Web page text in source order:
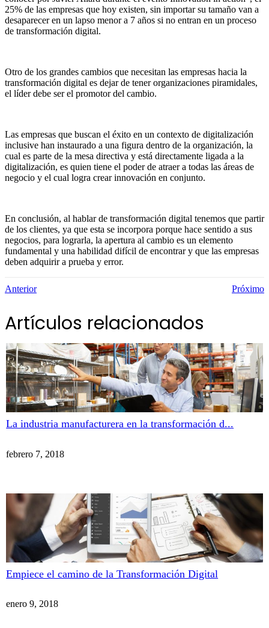
25% de las empresas que hoy existen, sin importar su tamaño van a
desaparecer en un lapso menor a 7 años si no entran en un proceso
de transformación digital.
Otro de los grandes cambios que necesitan las empresas hacia la
transformación digital es dejar de tener organizaciones piramidales,
el líder debe ser el promotor del cambio.
Las empresas que buscan el éxito en un contexto de digitalización
inclusive han instaurado a una figura dentro de la organización, la
cual es parte de la mesa directiva y está directamente ligada a la
digitalización, es quien tiene el poder de atraer a todas las áreas de
negocio y el cual logra crear innovación en conjunto.
En conclusión, al hablar de transformación digital tenemos que partir
de los clientes, ya que esta se incorpora porque hace sentido a sus
negocios, para lograrla, la apertura al cambio es un elemento
fundamental y una habilidad difícil de encontrar y que las empresas
deben adquirir a prueba y error.
Anterior Próximo
Artículos relacionados
La industria manufacturera en la transformación d...
febrero 7, 2018
Empiece el camino de la Transformación Digital
enero 9, 2018